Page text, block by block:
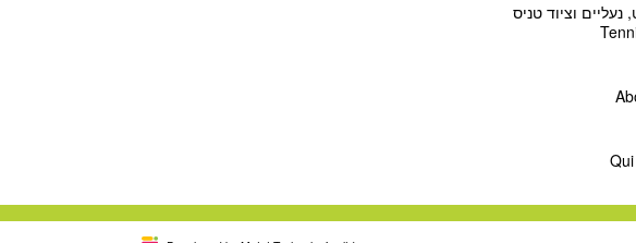
וציוד טניס